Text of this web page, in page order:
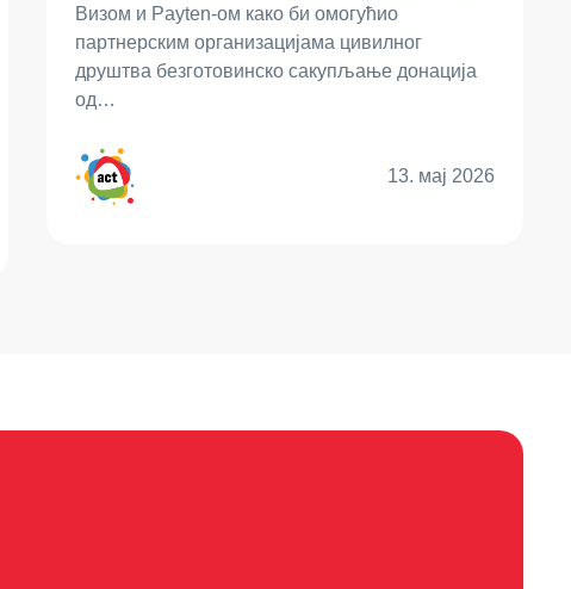
Визом и Payten-ом како би омогућио
партнерским организацијама цивилног
друштва безготовинско сакупљање донација
од…
13. мај 2026